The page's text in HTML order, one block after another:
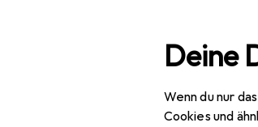
Deine
Wenn du nur
Cookies und
Navigation nach Kategorien